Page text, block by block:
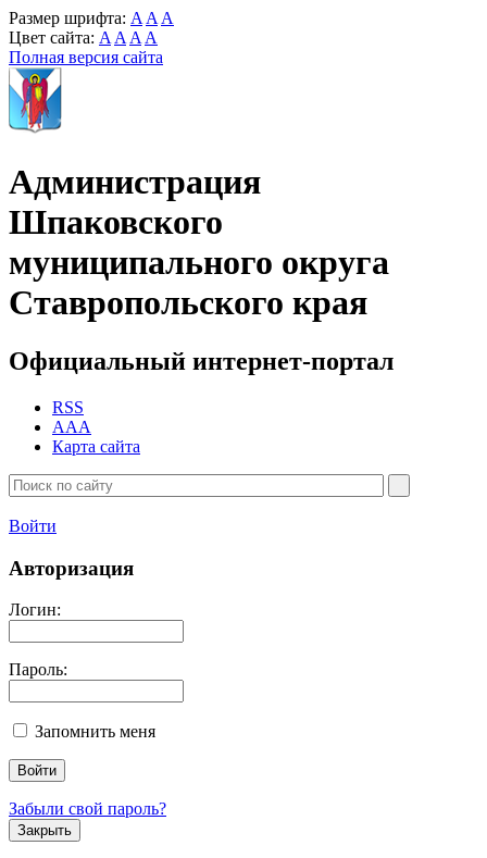
Размер шрифта: A A A
Цвет сайта: A A A A
Полная версия сайта
Администрация
Шпаковского
муниципального округа
Ставропольского края
Официальный интернет-портал
RSS
AAA
Карта сайта
Войти
Авторизация
Логин:
Пароль:
Запомнить меня
Забыли свой пароль?
Закрыть